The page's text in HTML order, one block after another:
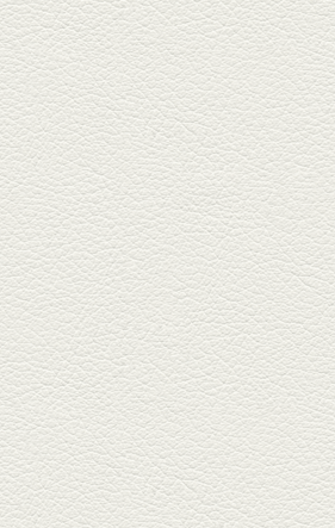
階に...
2026年1月9日放送
酢だこ＆焼ぎょうざ
健軍で人吉の有名店のぎょうざ
を！『松龍軒健軍店』で、味わ
いの刻...
2025年12月19日放送
おばんざい三種盛＆麻婆
豆腐
東区月出『中華酒場アガレヤ』
は、スパイスが効いた一味違う
中華が...
2025年11月28日放送
ごま鯛＆牛すじ大根
名店揃いの並木坂ドルハウスビ
ルに今年生まれた新たな名店、
『家庭...